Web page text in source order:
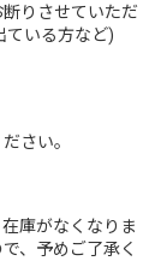
りさせていただ
ている方など)
さい。
庫がなくなりま
、予めご了承く